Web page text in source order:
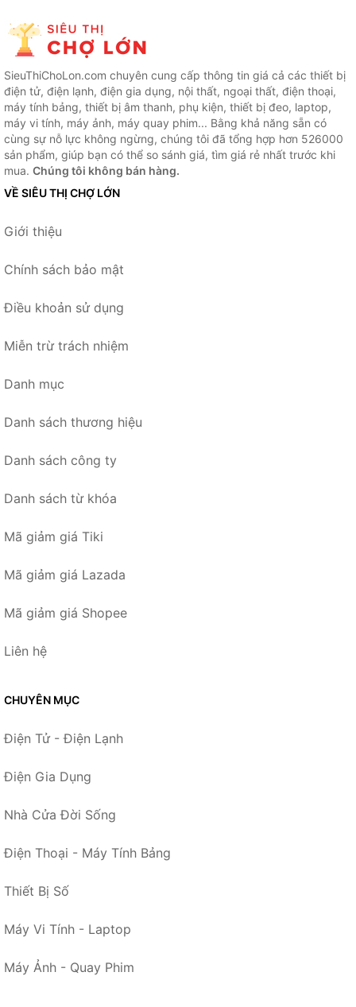
SieuThiChoLon.com chuyên cung cấp thông tin giá cả các thiết bị
điện tử, điện lạnh, điện gia dụng, nội thất, ngoại thất, điện thoại,
máy tính bảng, thiết bị âm thanh, phụ kiện, thiết bị đeo, laptop,
máy vi tính, máy ảnh, máy quay phim... Bằng khả năng sẵn có
cùng sự nỗ lực không ngừng, chúng tôi đã tổng hợp hơn 526000
sản phẩm, giúp bạn có thể so sánh giá, tìm giá rẻ nhất trước khi
mua. Chúng tôi không bán hàng.
VỀ SIÊU THỊ CHỢ LỚN
Giới thiệu
Chính sách bảo mật
Điều khoản sử dụng
Miễn trừ trách nhiệm
Danh mục
Danh sách thương hiệu
Danh sách công ty
Danh sách từ khóa
Mã giảm giá Tiki
Mã giảm giá Lazada
Mã giảm giá Shopee
Liên hệ
CHUYÊN MỤC
Điện Tử - Điện Lạnh
Điện Gia Dụng
Nhà Cửa Đời Sống
Điện Thoại - Máy Tính Bảng
Thiết Bị Số
Máy Vi Tính - Laptop
Máy Ảnh - Quay Phim